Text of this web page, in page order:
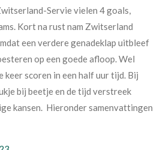
Servie vielen 4 goals,
Kort na rust nam Zwitserland
mdat een verdere genadeklap uitbleef
op een goede afloop. Wel
keer scoren in een half uur tijd. Bij
bij beetje en de tijd verstreek
kansen. Hieronder samenvattingen